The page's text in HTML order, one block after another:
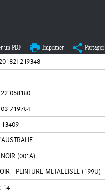
un PDF Imprimer Partager
058180
719784
(001A)
- PEINTURE METALLISEE (199U)
14